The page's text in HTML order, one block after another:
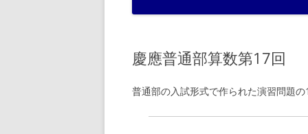
慶應普通部算数第17回
普通部の入試形式で作られた演習問題